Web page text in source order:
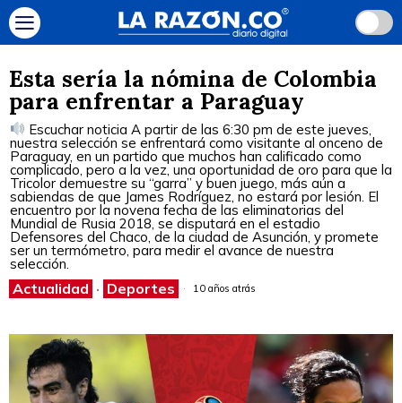
Esta sería la nómina de Colombia
para enfrentar a Paraguay
Escuchar noticia A partir de las 6:30 pm de este jueves,
nuestra selección se enfrentará como visitante al onceno de
Paraguay, en un partido que muchos han calificado como
complicado, pero a la vez, una oportunidad de oro para que la
Tricolor demuestre su “garra” y buen juego, más aún a
sabiendas de que James Rodríguez, no estará por lesión. El
encuentro por la novena fecha de las eliminatorias del
Mundial de Rusia 2018, se disputará en el estadio
Defensores del Chaco, de la ciudad de Asunción, y promete
ser un termómetro, para medir el avance de nuestra
selección.
Actualidad · Deportes 10 años atrás